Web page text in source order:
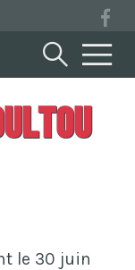
le 30 juin